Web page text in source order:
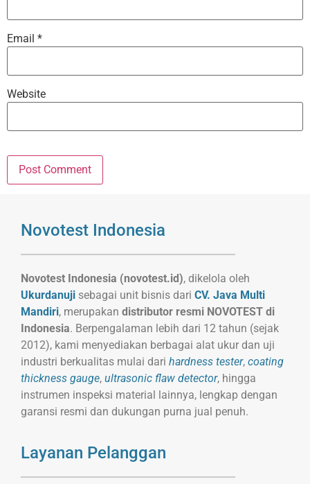
Email *
Website
Novotest Indonesia
Novotest Indonesia (novotest.id), dikelola oleh
Ukurdanuji sebagai unit bisnis dari CV. Java Multi
Mandiri, merupakan distributor resmi NOVOTEST di
Indonesia. Berpengalaman lebih dari 12 tahun (sejak
2012), kami menyediakan berbagai alat ukur dan uji
industri berkualitas mulai dari hardness tester, coating
thickness gauge, ultrasonic flaw detector, hingga
instrumen inspeksi material lainnya, lengkap dengan
garansi resmi dan dukungan purna jual penuh.
Layanan Pelanggan